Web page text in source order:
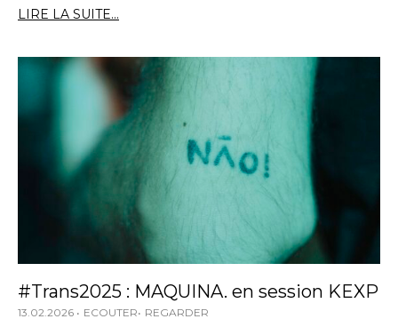
LIRE LA SUITE...
#Trans2025 : MAQUINA. en session KEXP
13.02.2026 ECOUTER REGARDER